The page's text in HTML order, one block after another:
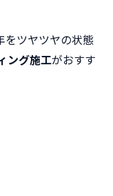
をツヤツヤの状態
ング施工がおすす